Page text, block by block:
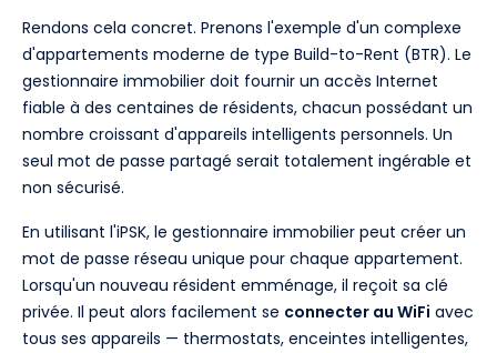
Rendons cela concret. Prenons l'exemple d'un complexe
d'appartements moderne de type Build-to-Rent (BTR). Le
gestionnaire immobilier doit fournir un accès Internet
fiable à des centaines de résidents, chacun possédant un
nombre croissant d'appareils intelligents personnels. Un
seul mot de passe partagé serait totalement ingérable et
non sécurisé.
En utilisant l'iPSK, le gestionnaire immobilier peut créer un
mot de passe réseau unique pour chaque appartement.
Lorsqu'un nouveau résident emménage, il reçoit sa clé
privée. Il peut alors facilement se connecter au WiFi avec
tous ses appareils — thermostats, enceintes intelligentes,